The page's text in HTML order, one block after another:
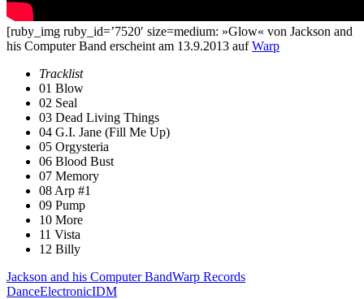
[ruby_img ruby_id=’7520′ size=medium: »Glow« von Jackson and
his Computer Band erscheint am 13.9.2013 aufWarp
Tracklist
01 Blow
02 Seal
03 Dead Living Things
04 G.I. Jane (Fill Me Up)
05 Orgysteria
06 Blood Bust
07 Memory
08 Arp #1
09 Pump
10 More
11 Vista
12 Billy
Jackson and his Computer BandWarp Records
DanceElectronicIDM